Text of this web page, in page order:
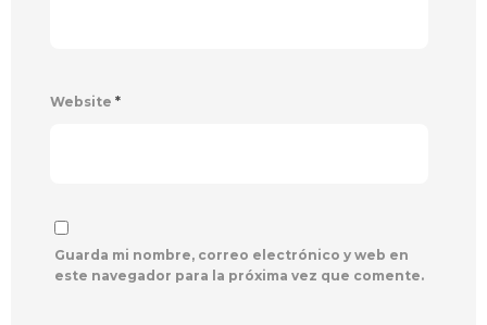
Website *
Guarda mi nombre, correo electrónico y web en
este navegador para la próxima vez que comente.